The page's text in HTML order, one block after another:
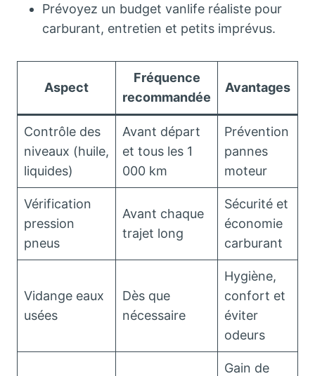
Prévoyez un budget vanlife réaliste pour
carburant, entretien et petits imprévus.
Aspect
Fréquence
recommandée
Avantages
Contrôle des
niveaux (huile,
liquides)
Avant départ
et tous les 1
000 km
Prévention
pannes
moteur
Vérification
pression
pneus
Avant chaque
trajet long
Sécurité et
économie
carburant
Vidange eaux
usées
Dès que
nécessaire
Hygiène,
confort et
éviter
odeurs
Gain de